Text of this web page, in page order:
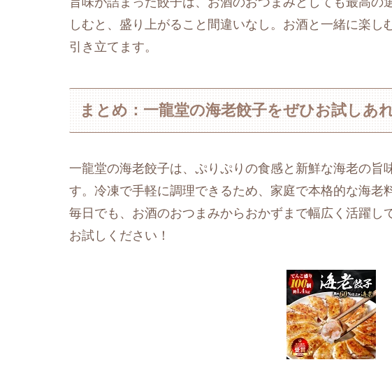
しむと、盛り上がること間違いなし。お酒と一緒に楽し
引き立てます。
まとめ：一龍堂の海老餃子をぜひお試しあ
一龍堂の海老餃子は、ぷりぷりの食感と新鮮な海老の旨
す。冷凍で手軽に調理できるため、家庭で本格的な海老
毎日でも、お酒のおつまみからおかずまで幅広く活躍し
お試しください！